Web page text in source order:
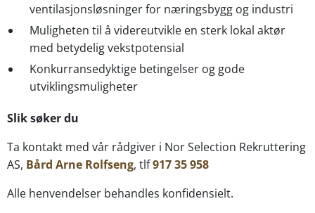
ventilasjonsløsninger for næringsbygg og industri
Muligheten til å videreutvikle en sterk lokal aktør
med betydelig vekstpotensial
Konkurransedyktige betingelser og gode
utviklingsmuligheter
Slik søker du
Ta kontakt med vår rådgiver i Nor Selection Rekruttering
AS, Bård Arne Rolfseng, tlf917 35 958
Alle henvendelser behandles konfidensielt.